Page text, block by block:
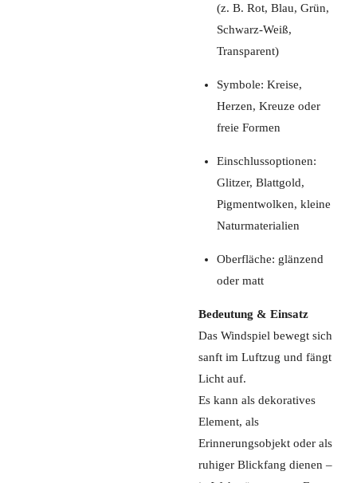
(z. B. Rot, Blau, Grün,
Schwarz-Weiß,
Transparent)
Symbole: Kreise,
Herzen, Kreuze oder
freie Formen
Einschlussoptionen:
Glitzer, Blattgold,
Pigmentwolken, kleine
Naturmaterialien
Oberfläche: glänzend
oder matt
Bedeutung & Einsatz
Das Windspiel bewegt sich
sanft im Luftzug und fängt
Licht auf.
Es kann als dekoratives
Element, als
Erinnerungsobjekt oder als
ruhiger Blickfang dienen –